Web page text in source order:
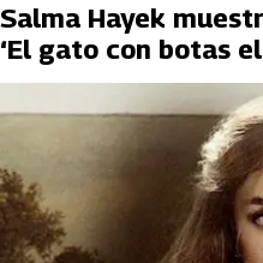
Salma Hayek
‘El gato con botas